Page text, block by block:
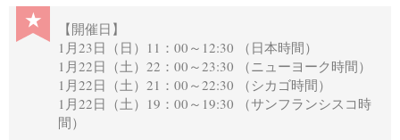
★
【開催日】
1月23日（日）11：00～12:30 （日本時間）
1月22日（土）22：00～23:30 （ニューヨーク時間）
1月22日（土）21：00～22:30 （シカゴ時間）
1月22日（土）19：00～19:30 （サンフランシスコ時
間）